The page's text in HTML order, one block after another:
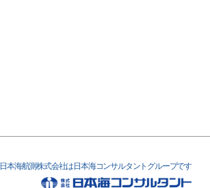
日本海航測株式会社は日本海コンサルタントグループです